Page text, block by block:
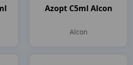
Azopt C5ml Alcon
Alcon